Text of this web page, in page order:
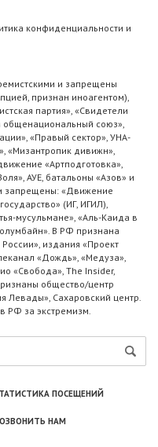
конфиденциальности и
и запрещены
признан иноагентом),
партия», «Свидетели
общенациональный союз»,
«Правый сектор», УНА-
«Мизантропик дивижн»,
«Артподготовка»,
АУЕ, батальоны «Азов» и
запрещены: «Движение
(ИГ, ИГИЛ),
мусульмане», «Аль-Каида в
В РФ признана
издания «Проект
«Дождь», «Медуза»,
«Свобода», The Insider,
общество/центр
Левады», Сахаровский центр.
РФ за экстремизм.
ПОСЕЩЕНИЙ
НАМ